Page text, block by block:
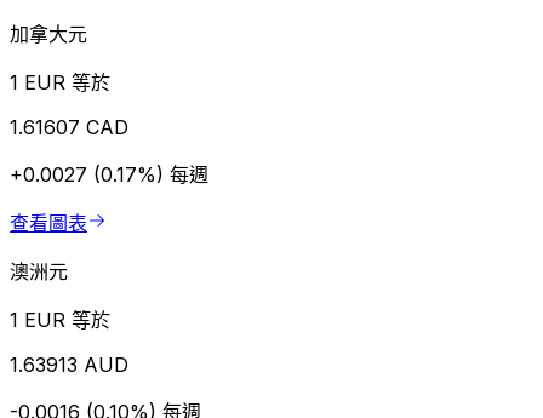
加拿大元
1 EUR 等於
1.61607 CAD
+0.0027 (0.17%) 每週
查看圖表
澳洲元
1 EUR 等於
1.63913 AUD
-0.0016 (0.10%) 每週